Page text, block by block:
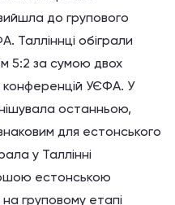
до групового
Талліннці обіграли
5:2 за сумою двох
конференцій УЄФА. У
останньою,
для естонського
у Таллінні
естонською
груповому етапі